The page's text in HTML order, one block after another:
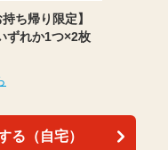
ち帰り限定】
ずれか1つ×2枚
る（自宅）